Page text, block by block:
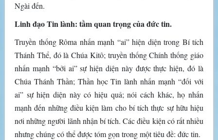
Ngài đến.
Linh đạo Tin lành: tầm quan trọng của đức tin.
Truyền thống Rôma nhấn mạnh “ai” hiện diện trong Bí tích
Thánh Thể, đó là Chúa Kitô; truyền thống Chính thống giáo
nhấn mạnh “bởi ai” sự hiện diện này được thực hiện, đó là
Chúa Thánh Thần; Thần học Tin lành nhấn mạnh “đối với
ai” sự hiện diện này có hiệu quả; nói cách khác, họ nhấn
mạnh đến những điều kiện làm cho bí tích thực sự hữu hiệu
nơi những người lãnh nhận bí tích. Các điều kiện có rất nhiều
nhưng chúng có thể được tóm gọn trong một tiêu đề: đức tin.